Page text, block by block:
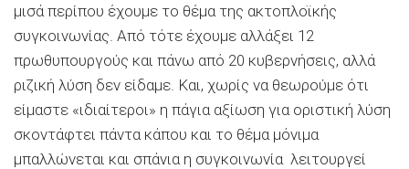
μισά περίπου έχουμε το θέμα της ακτοπλοϊκής
συγκοινωνίας. Από τότε έχουμε αλλάξει 12
πρωθυπουργούς και πάνω από 20 κυβερνήσεις, αλλά
ριζική λύση δεν είδαμε. Και, χωρίς να θεωρούμε ότι
είμαστε «ιδιαίτεροι» η πάγια αξίωση για οριστική λύση
σκοντάφτει πάντα κάπου και το θέμα μόνιμα
μπαλλώνεται και σπάνια η συγκοινωνία λειτουργεί